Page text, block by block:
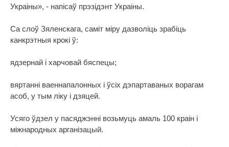
Украіны», - напісаў прэзідэнт Украіны.
Са слоў Зяленскага, саміт міру дазволіць зрабіць
канкрэтныя крокі ў:
ядзернай і харчовай бяспецы;
вяртанні ваеннапалонных і ўсіх дэпартаваных ворагам
асоб, у тым ліку і дзяцей.
Усяго ўдзел у пасяджэнні возьмуць амаль 100 краін і
міжнародных арганізацый.